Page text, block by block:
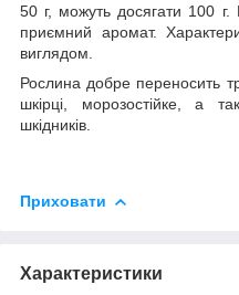
50 г, можуть досягати 100
приємний аромат.
виглядом.
Рослина добре переносить
шкірці, морозостійке, а
шкідників.
Приховати
Характеристики